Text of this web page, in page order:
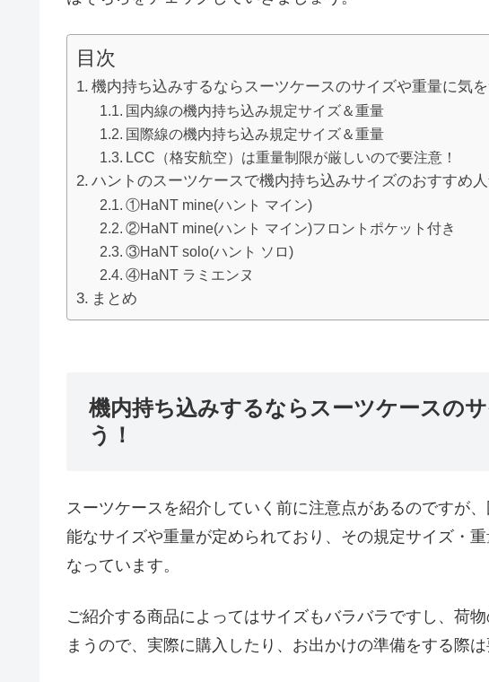
目次
機内持ち込みするならスーツケースのサイズや重量に気を
国内線の機内持ち込み規定サイズ＆重量
国際線の機内持ち込み規定サイズ＆重量
LCC（格安航空）は重量制限が厳しいので要注意！
ハントのスーツケースで機内持ち込みサイズのおすすめ人
①HaNT mine(ハント マイン)
②HaNT mine(ハント マイン)フロントポケット付き
③HaNT solo(ハント ソロ)
④HaNT ラミエンヌ
まとめ
機内持ち込みするならスーツケースの
う！
スーツケースを紹介していく前に注意点があるのですが
能なサイズや重量が定められており、その規定サイズ・
なっています。
ご紹介する商品によってはサイズもバラバラですし、荷
まうので、実際に購入したり、お出かけの準備をする際は